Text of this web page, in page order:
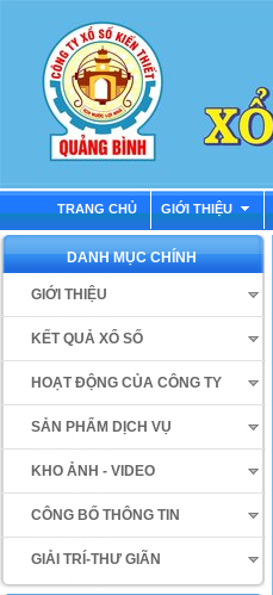
TRANG CHỦ GIỚI THIỆU
DANH MỤC CHÍNH
GIỚI THIỆU
KẾT QUẢ XỔ SỐ
HOẠT ĐỘNG CỦA CÔNG TY
SẢN PHẨM DỊCH VỤ
KHO ẢNH - VIDEO
CÔNG BỐ THÔNG TIN
GIẢI TRÍ-THƯ GIÃN